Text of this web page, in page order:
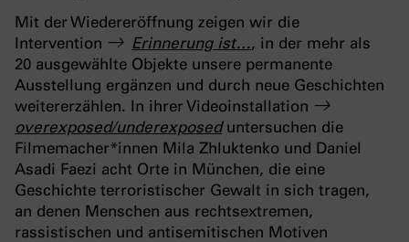
Mit der Wiedereröffnung zeigen wir die
Intervention
Erinnerung ist…, in der mehr als
20 ausgewählte Objekte unsere permanente
Ausstellung ergänzen und durch neue Geschichten
weitererzählen. In ihrer Videoinstallation
overexposed/underexposeduntersuchen die
Filmemacher*innen Mila Zhluktenko und Daniel
Asadi Faezi acht Orte in München, die eine
Geschichte terroristischer Gewalt in sich tragen,
an denen Menschen aus rechtsextremen,
rassistischen und antisemitischen Motiven